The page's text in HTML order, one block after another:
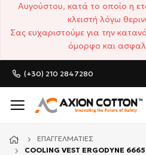
Αυγούστου, κατά το οποίο η
κλειστή λόγω
Σας ευχαριστούμε για την
όμορφο και
(+30) 210 2847280
ΕΠΑΓΓΕΛΜΑΤΊΕΣ
COOLING VEST ΕRGODYNE